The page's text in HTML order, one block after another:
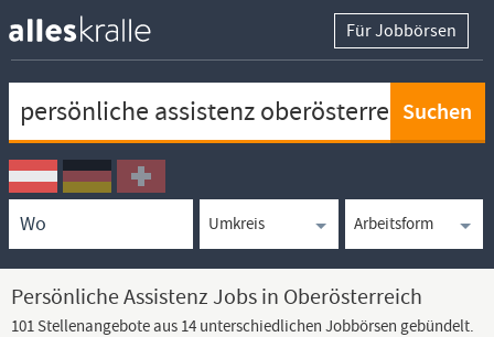
Für Jobbörsen
Ortssuche
Umkreissuche
Arbeitsform
Persönliche Assistenz Jobs in Oberösterreich
101 Stellenangebote aus 14 unterschiedlichen Jobbörsen gebündelt.